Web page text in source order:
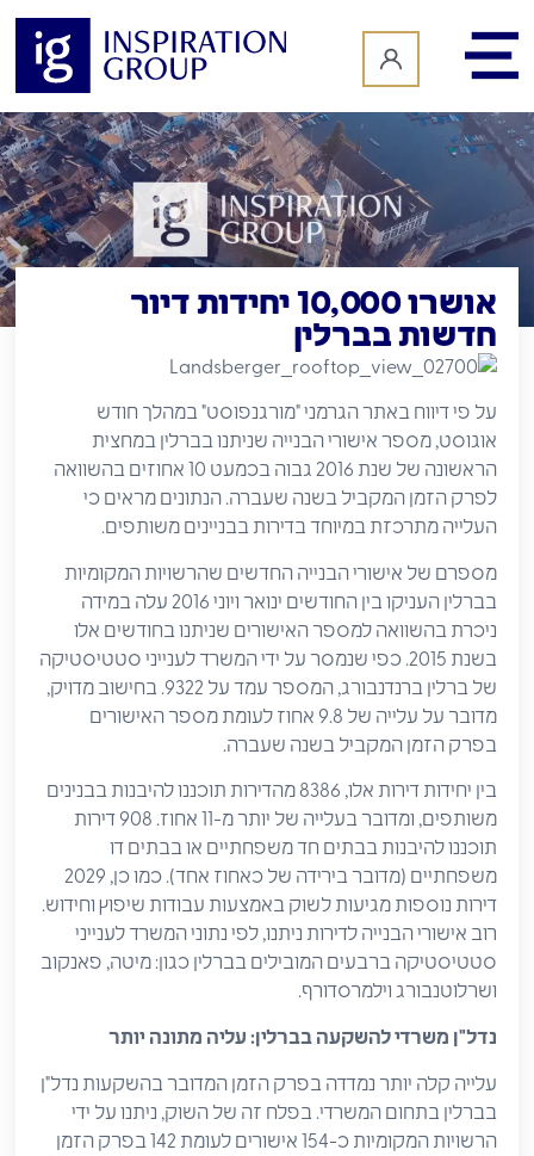
אושרו 10,000 יחידות דיור
חדשות בברלין
על פי דיווח באתר הגרמני "מורגנפוסט" במהלך חודש
אוגוסט, מספר אישורי הבנייה שניתנו בברלין במחצית
הראשונה של שנת 2016 גבוה בכמעט 10 אחוזים בהשוואה
לפרק הזמן המקביל בשנה שעברה. הנתונים מראים כי
העלייה מתרכזת במיוחד בדירות בבניינים משותפים.
מספרם של אישורי הבנייה החדשים שהרשויות המקומיות
בברלין העניקו בין החודשים ינואר ויוני 2016 עלה במידה
ניכרת בהשוואה למספר האישורים שניתנו בחודשים אלו
בשנת 2015. כפי שנמסר על ידי המשרד לענייני סטטיסטיקה
של ברלין ברנדנבורג, המספר עמד על 9322. בחישוב מדויק,
מדובר על עלייה של 9.8 אחוז לעומת מספר האישורים
בפרק הזמן המקביל בשנה שעברה.
בין יחידות דירות אלו, 8386 מהדירות תוכננו להיבנות בבנינים
משותפים, ומדובר בעלייה של יותר מ-11 אחוז. 908 דירות
תוכננו להיבנות בבתים חד משפחתיים או בבתים דו
משפחתיים (מדובר בירידה של כאחוז אחד). כמו כן, 2029
דירות נוספות מגיעות לשוק באמצעות עבודות שיפוץ וחידוש.
רוב אישורי הבנייה לדירות ניתנו, לפי נתוני המשרד לענייני
סטטיסטיקה ברבעים המובילים בברלין כגון: מיטה, פאנקוב
ושרלוטנבורג וילמרסדורף.
נדל"ן משרדי להשקעה בברלין: עליה מתונה יותר
עלייה קלה יותר נמדדה בפרק הזמן המדובר בהשקעות נדל"ן
בברלין בתחום המשרדי. בפלח זה של השוק, ניתנו על ידי
הרשויות המקומיות כ-154 אישורים לעומת 142 בפרק הזמן